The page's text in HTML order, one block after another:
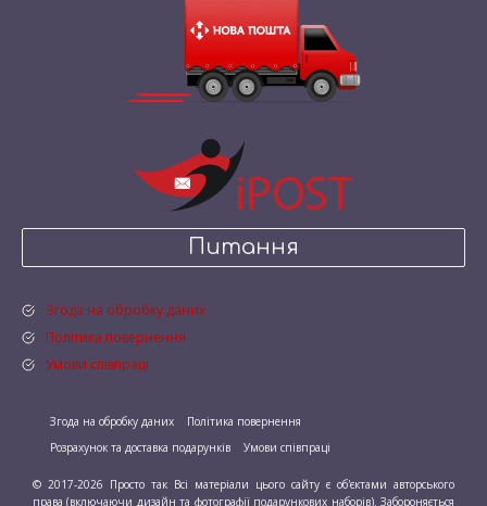
Питання
Згода на обробку даних
Політика повернення
Умови співпраці
Згода на обробку даних
Політика повернення
Розрахунок та доставка подарунків
Умови співпраці
© 2017-2026 Просто так Всі матеріали цього сайту є об'єктами авторського
права (включаючи дизайн та фотографії подарункових наборів). Забороняється